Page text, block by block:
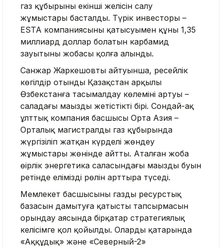
газ құбырының екінші желісін салу
жұмыстары басталды. Түрік инвесторы –
ESTA компаниясының қатысуымен құны 1,35
миллиард доллар болатын карбамид
зауытының жобасы қолға алынды.
Санжар Жаркешовтың айтуынша, ресейлік
көгілдір отынды Қазақстан арқылы
Өзбекстанға тасымалдау көлемінің артуы –
саладағы маңызды жетістіктің бірі. Сондай-ақ
ұлттық компания басшысы Орта Азия –
Орталық магистралды газ құбырында
жүргізіліп жатқан күрделі жөндеу
жұмыстары жөнінде айтты. Аталған жоба
өңірлік энергетика саласындағы маңызды буын
ретінде еліміздің рөлін арттыра түседі.
Мемлекет басшысының газдың ресурстық
базасын дамытуға қатысты тапсырмасын
орындау аясында бірқатар стратегиялық
келісімге қол қойылды. Олардың қатарында
«Аққұдық» және «Северный-2»